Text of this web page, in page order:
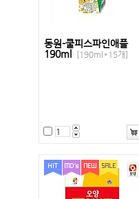
동원-쿨피스파인애플
190ml
[190ml*15개]